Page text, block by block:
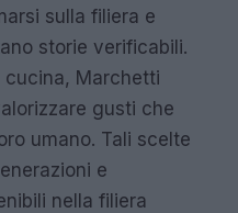
sulla filiera e
storie verificabili.
cucina, Marchetti
gusti che
umano. Tali scelte
e
nella filiera